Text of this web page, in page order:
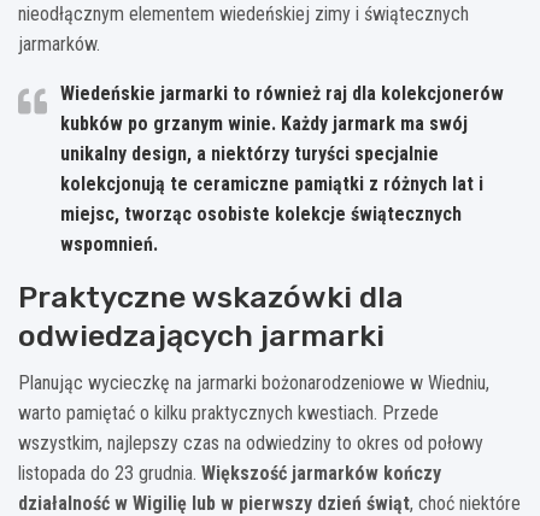
nieodłącznym elementem wiedeńskiej zimy i świątecznych
jarmarków.
Wiedeńskie jarmarki to również raj dla kolekcjonerów
kubków po grzanym winie. Każdy jarmark ma swój
unikalny design, a niektórzy turyści specjalnie
kolekcjonują te ceramiczne pamiątki z różnych lat i
miejsc, tworząc osobiste kolekcje świątecznych
wspomnień.
Praktyczne wskazówki dla
odwiedzających jarmarki
Planując wycieczkę na jarmarki bożonarodzeniowe w Wiedniu,
warto pamiętać o kilku praktycznych kwestiach. Przede
wszystkim, najlepszy czas na odwiedziny to okres od połowy
listopada do 23 grudnia. Większość jarmarków kończy
działalność w Wigilię lub w pierwszy dzień świąt, choć niektóre